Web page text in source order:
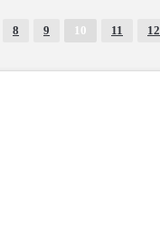
8 9 10 11 12